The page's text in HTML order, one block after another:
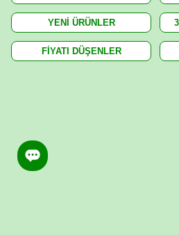
YENİ ÜRÜNLER
FİYATI DÜŞENLER